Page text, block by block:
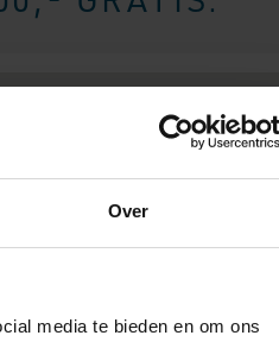
Over
media te bieden en om ons